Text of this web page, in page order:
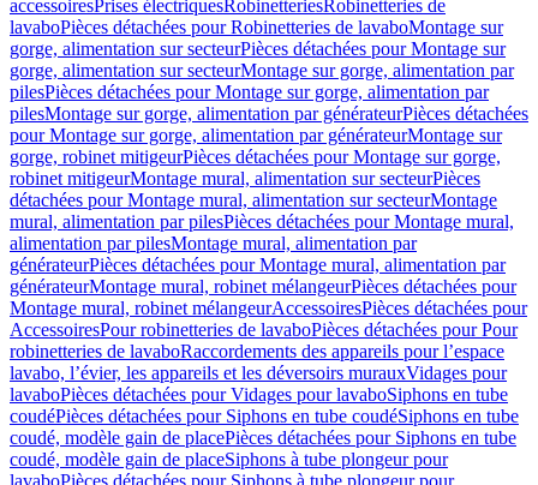
accessoiresPrises électriquesRobinetteriesRobinetteries de
lavaboPièces détachées pour Robinetteries de lavaboMontage sur
gorge, alimentation sur secteurPièces détachées pour Montage sur
gorge, alimentation sur secteurMontage sur gorge, alimentation par
pilesPièces détachées pour Montage sur gorge, alimentation par
pilesMontage sur gorge, alimentation par générateurPièces détachées
pour Montage sur gorge, alimentation par générateurMontage sur
gorge, robinet mitigeurPièces détachées pour Montage sur gorge,
robinet mitigeurMontage mural, alimentation sur secteurPièces
détachées pour Montage mural, alimentation sur secteurMontage
mural, alimentation par pilesPièces détachées pour Montage mural,
alimentation par pilesMontage mural, alimentation par
générateurPièces détachées pour Montage mural, alimentation par
générateurMontage mural, robinet mélangeurPièces détachées pour
Montage mural, robinet mélangeurAccessoiresPièces détachées pour
AccessoiresPour robinetteries de lavaboPièces détachées pour Pour
robinetteries de lavaboRaccordements des appareils pour l’espace
lavabo, l’évier, les appareils et les déversoirs murauxVidages pour
lavaboPièces détachées pour Vidages pour lavaboSiphons en tube
coudéPièces détachées pour Siphons en tube coudéSiphons en tube
coudé, modèle gain de placePièces détachées pour Siphons en tube
coudé, modèle gain de placeSiphons à tube plongeur pour
lavaboPièces détachées pour Siphons à tube plongeur pour